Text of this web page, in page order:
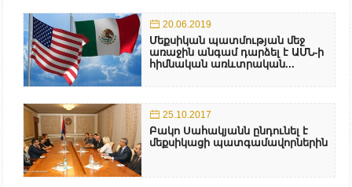
20.06.2019
Մեքսիկան պատմության մեջ
առաջին անգամ դարձել է ԱՄՆ-ի
հիմնական առևտրական...
25.10.2017
Բակո Սահակյանն ընդունել է
մեքսիկացի պատգամավորներին